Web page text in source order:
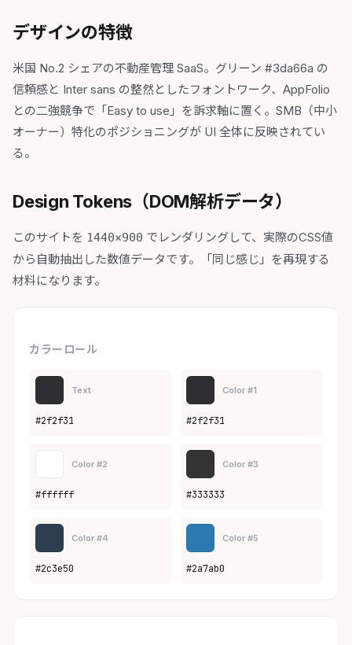
レイアウトグリッド: 12カラム、コンテナmax-width
1200px、左右余白 24px
セクション構成:
1. Sticky Nav (60px高、白bg + drop-shadow on
scroll)
   - 左50%: Eyebrow tag「Property Management
landlords and PMs」(56px Inter 700) + lead 18px
+ CTA2つ (primary + secondary outline)
   - 右50%: 製品ダッシュボードの斜め配置スクリーンショ
ット (rotate-3 transform), shadow-2xl
4. 機能セクション × 4 (各 480px高、bg白とbg-altを交
UI）
   - h2 + 3つのbullet + 製品UI screenshot
   - 各カードに価格・含む機能リスト・CTA
7. FAQ (Accordion, 5問)
8. Footer CTA バナー (primary bg, 白文字, h2 +
button)
デザインの特徴
米国 No.2 シェアの不動産管理 SaaS。グリーン #3da66a の
信頼感と Inter sans の整然としたフォントワーク、AppFolio
との二強競争で「Easy to use」を訴求軸に置く。SMB（中小
オーナー）特化のポジショニングが UI 全体に反映されてい
る。
Design Tokens（DOM解析データ）
このサイトを 1440×900 でレンダリングして、実際のCSS値
から自動抽出した数値データです。「同じ感じ」を再現する
材料になります。
カラーロール
Text
#2f2f31
Color #1
#2f2f31
Color #2
#ffffff
Color #3
#333333
Color #4
#2c3e50
Color #5
#2a7ab0